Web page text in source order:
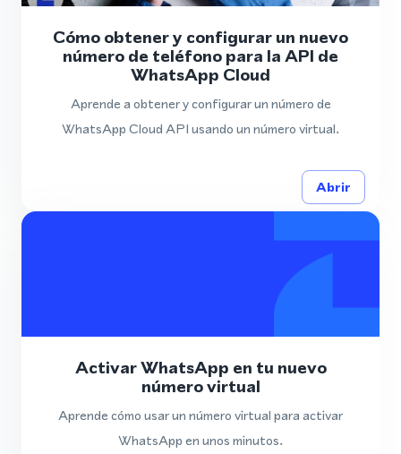
Cómo obtener y configurar un nuevo
número de teléfono para la API de
WhatsApp Cloud
Aprende a obtener y configurar un número de
WhatsApp Cloud API usando un número virtual.
Abrir
Activar WhatsApp en tu nuevo
número virtual
Aprende cómo usar un número virtual para activar
WhatsApp en unos minutos.